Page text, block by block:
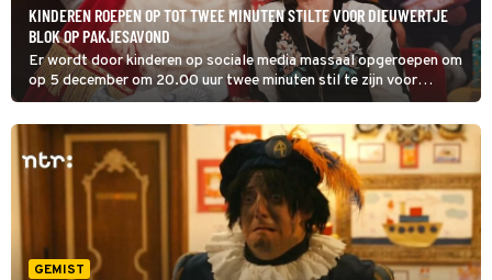
KINDEREN ROEPEN OP TOT TWEE MINUTEN STILTE VOOR DIEUWERTJE
BLOK OP PAKJESAVOND
Er wordt door kinderen op sociale media massaal opgeroepen om
op 5 december om 20.00 uur twee minuten stil te zijn voor
Dieuwertje Blok. Omroep NTR heeft dit ook meegekregen en
reageert bij het ANP op dit verzoek.
GEMIST